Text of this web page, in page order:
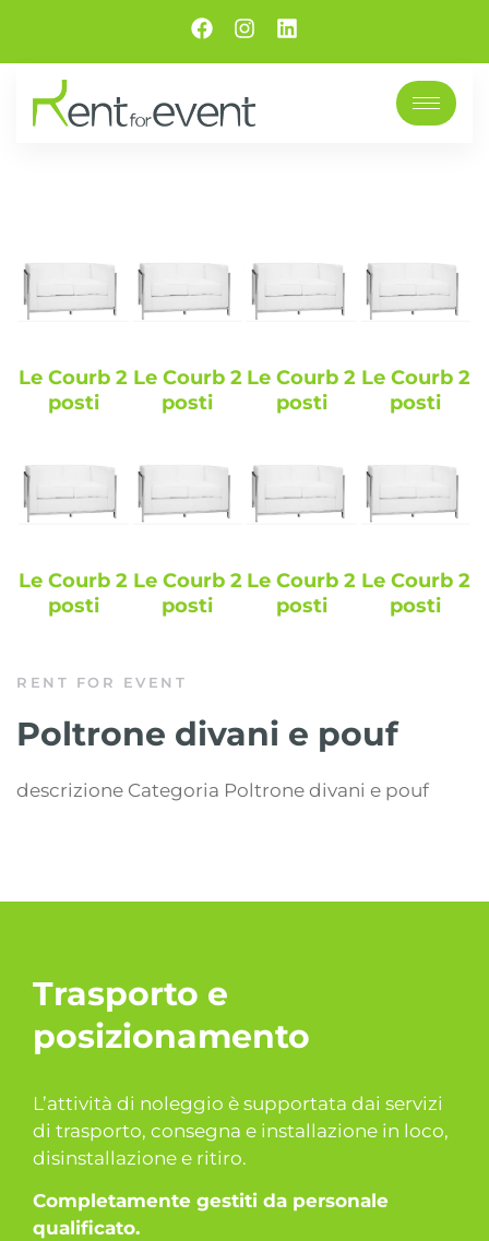
Le Courb 2
posti
Le Courb 2
posti
Le Courb 2
posti
Le Courb 2
posti
Le Courb 2
posti
Le Courb 2
posti
Le Courb 2
posti
Le Courb 2
posti
RENT FOR EVENT
Poltrone divani e pouf
descrizione Categoria Poltrone divani e pouf
Trasporto e
posizionamento
L’attività di noleggio è supportata dai servizi
di trasporto, consegna e installazione in loco,
disinstallazione e ritiro.
Completamente gestiti da personale
qualificato.